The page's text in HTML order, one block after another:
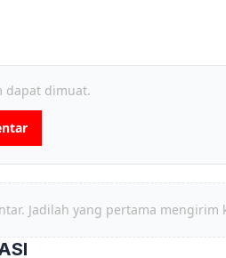
dapat dimuat.
Jadilah yang pertama mengirim